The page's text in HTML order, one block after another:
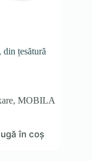
țesătură
,MOBILA
în coș